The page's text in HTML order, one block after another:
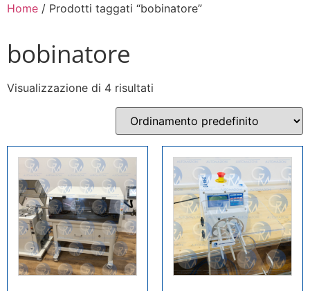
Home / Prodotti taggati “bobinatore”
bobinatore
Visualizzazione di 4 risultati